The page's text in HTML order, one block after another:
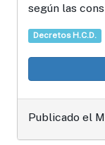
según las
Decretos H.C.D.
Publicado el